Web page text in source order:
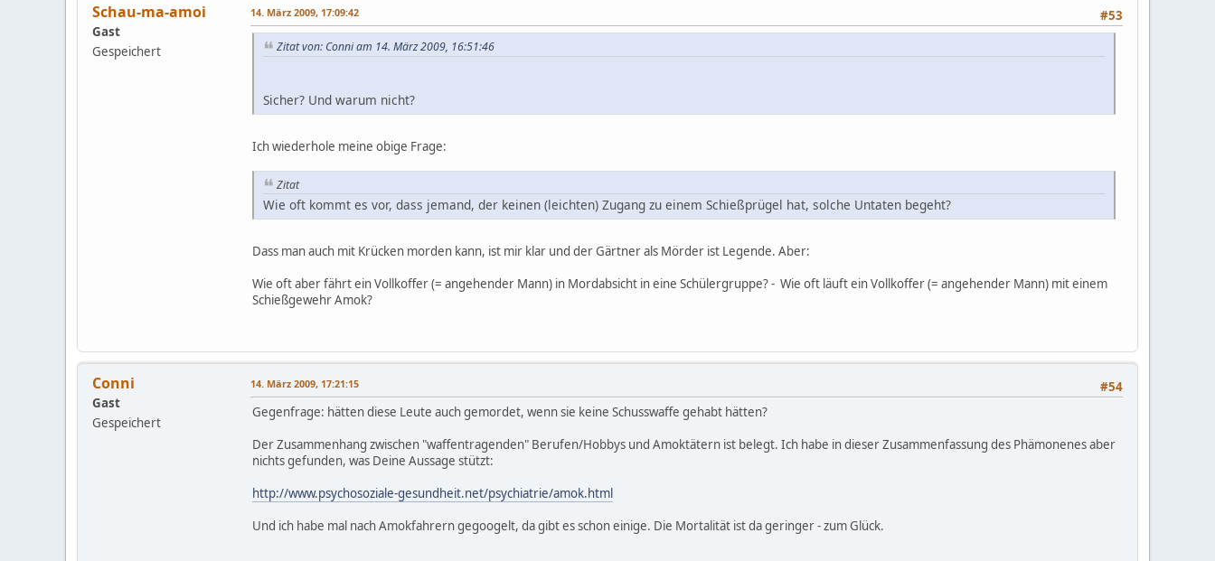
Schau-ma-amoi
Gast
Gespeichert
#53
14. März 2009, 17:09:42
Zitat von: Conni am 14. März 2009, 16:51:46
Sicher? Und warum nicht?
Ich wiederhole meine obige Frage:
Zitat
Wie oft kommt es vor, dass jemand, der keinen (leichten) Zugang zu einem Schießprügel hat, solche Untaten begeht?
Dass man auch mit Krücken morden kann, ist mir klar und der Gärtner als Mörder ist Legende. Aber:
Wie oft aber fährt ein Vollkoffer (= angehender Mann) in Mordabsicht in eine Schülergruppe? - Wie oft läuft ein Vollkoffer (= angehender Mann) mit einem
Schießgewehr Amok?
Conni
Gast
Gespeichert
#54
14. März 2009, 17:21:15
Gegenfrage: hätten diese Leute auch gemordet, wenn sie keine Schusswaffe gehabt hätten?
Der Zusammenhang zwischen "waffentragenden" Berufen/Hobbys und Amoktätern ist belegt. Ich habe in dieser Zusammenfassung des Phämonenes aber
nichts gefunden, was Deine Aussage stützt:
http://www.psychosoziale-gesundheit.net/psychiatrie/amok.html
Und ich habe mal nach Amokfahrern gegoogelt, da gibt es schon einige. Die Mortalität ist da geringer - zum Glück.